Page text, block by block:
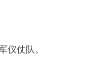
仗队。